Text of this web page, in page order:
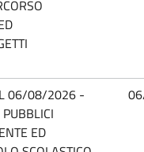
06/08/2026 -
ED